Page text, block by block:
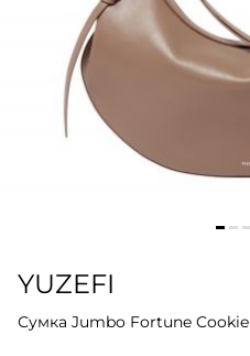
YUZEFI
Сумка Jumbo Fortune Cookie